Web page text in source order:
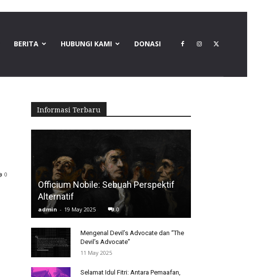
BERITA HUBUNGI KAMI DONASI
0
Informasi Terbaru
Officium Nobile: Sebuah Perspektif
Alternatif
admin - 19 May 2025 0
Mengenal Devil’s Advocate dan “The
Devil’s Advocate”
11 May 2025
Selamat Idul Fitri: Antara Pemaafan,